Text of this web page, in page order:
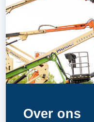
Over ons